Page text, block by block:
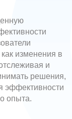
изменения в
и
решения,
эффективности
опыта.